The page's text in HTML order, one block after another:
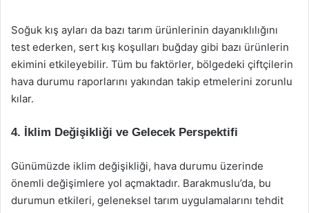
Soğuk kış ayları da bazı tarım ürünlerinin dayanıklılığını
test ederken, sert kış koşulları buğday gibi bazı ürünlerin
ekimini etkileyebilir. Tüm bu faktörler, bölgedeki çiftçilerin
hava durumu raporlarını yakından takip etmelerini zorunlu
kılar.
4. İklim Değişikliği ve Gelecek Perspektifi
Günümüzde iklim değişikliği, hava durumu üzerinde
önemli değişimlere yol açmaktadır. Barakmuslu’da, bu
durumun etkileri, geleneksel tarım uygulamalarını tehdit